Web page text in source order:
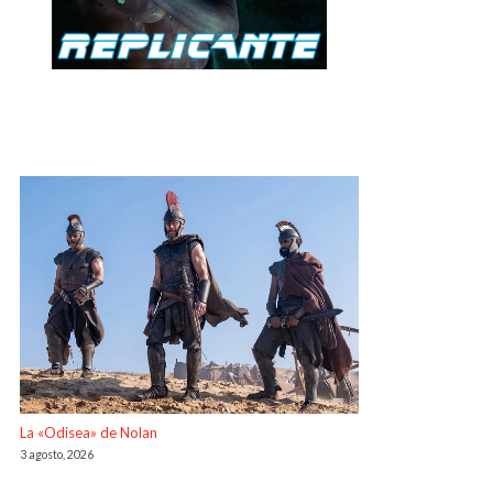
La «Odisea» de Nolan
3 agosto, 2026